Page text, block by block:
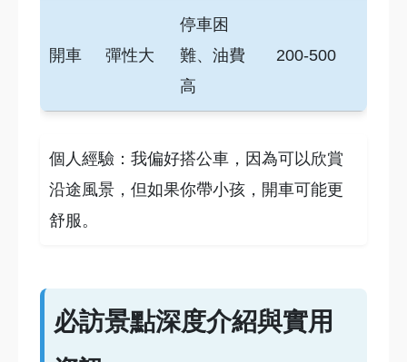
開車 彈性大
停車困
難、油費
高
200-500
個人經驗：我偏好搭公車，因為可以欣賞
沿途風景，但如果你帶小孩，開車可能更
舒服。
必訪景點深度介紹與實用